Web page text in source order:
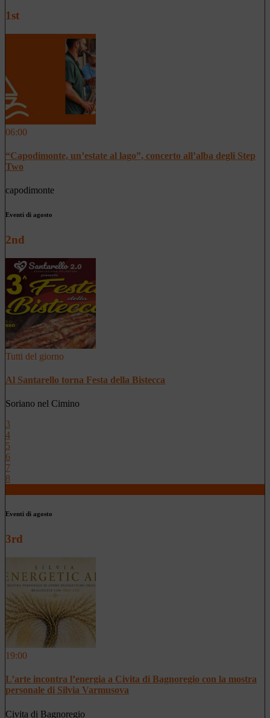
1st
06:00
“Capodimonte, un’estate al lago”, concerto all’alba degli Step
Two
capodimonte
Eventi di agosto
2nd
Tutti del giorno
Al Santarello torna Festa della Bistecca
Soriano nel Cimino
3
4
5
6
7
8
Eventi di agosto
3rd
19:00
L’arte incontra l’energia a Civita di Bagnoregio con la mostra
personale di Silvia Varmusova
Civita di Bagnoregio